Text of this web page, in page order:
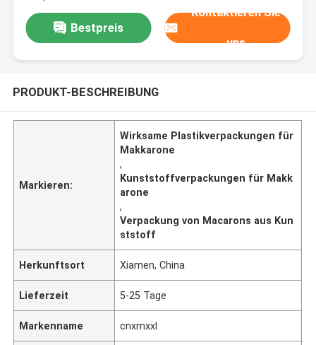
Bestpreis
Kontaktieren Sie
uns
PRODUKT-BESCHREIBUNG
Markieren:
Wirksame Plastikverpackungen für
Makkarone
,
Kunststoffverpackungen für Makk
arone
,
Verpackung von Macarons aus Kun
ststoff
Herkunftsort Xiamen, China
Lieferzeit 5-25 Tage
Markenname cnxmxxl